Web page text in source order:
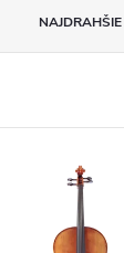
NAJDRAHŠIE